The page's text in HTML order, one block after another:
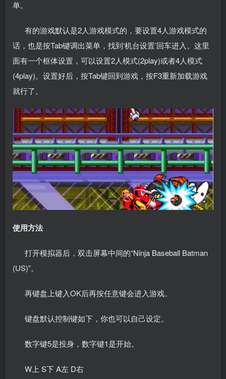
单。
有的游戏默认是2人游戏模式的，要设置4人游戏模式的
话，也是按Tab键调出菜单，找到‘机台设置’回车进入。这里
面有一个框体设置，可以设置2人模式(2play)或者4人模式
(4play)。设置好后，按Tab键回到游戏，按F3重新加载游戏
就行了。
使用方法
打开模拟器后，双击屏幕中间的“Ninja Baseball Batman
(US)”。
再键盘上键入OK后再按任意键会进入游戏。
键盘默认控制键如下，你也可以自己设定。
数字键5是投身，数字键1是开始。
W上 S下 A左 D右